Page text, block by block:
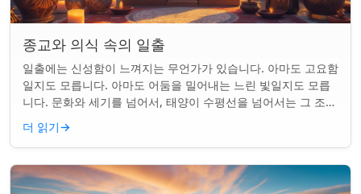
종교와 의식 속의 일출
일출에는 신성함이 느껴지는 무언가가 있습니다. 아마도 고요함
일지도 모릅니다. 아마도 어둠을 밀어내는 느린 빛일지도 모릅
니다. 문화와 세기를 넘어서, 태양이 수평선을 넘어서는 그 조용
한 순간은 단순한 아침 그 이상이었...
더 읽기→